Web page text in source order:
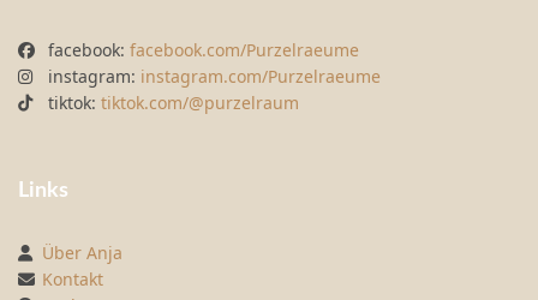
facebook: facebook.com/Purzelraeume
instagram: instagram.com/Purzelraeume
tiktok: tiktok.com/@purzelraum
Links
Über Anja
Kontakt